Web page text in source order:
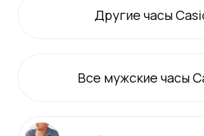
Другие часы
Все мужские часы